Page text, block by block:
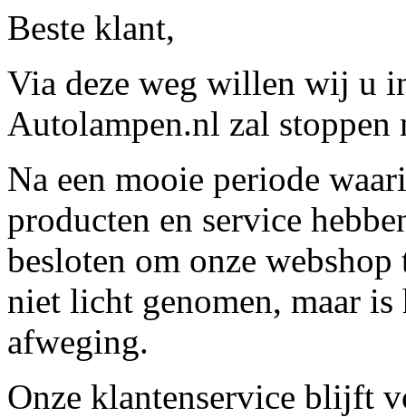
Beste klant,
Via deze weg willen wij u
Autolampen.nl zal stoppen
Na een mooie periode
producten en service
besloten om onze
niet licht genomen, maar
afweging.
Onze klantenservice blijft